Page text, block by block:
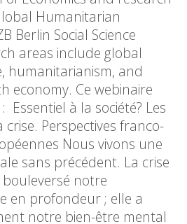
Humanitarian
Berlin Social Science
areas include global
humanitarianism, and
economy. Ce webinaire
Essentiel à la société? Les
crise. Perspectives franco-
Nous vivons une
sans précédent. La crise
bouleversé notre
en profondeur ; elle a
notre bien-être mental